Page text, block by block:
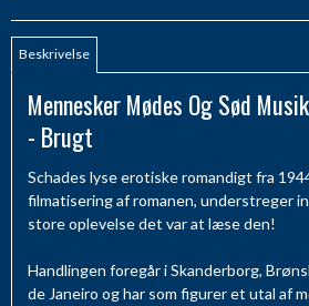
Beskrivelse
Mennesker Mødes Og Sød
- Brugt
Schades lyse erotiske romandigt fra
filmatisering af romanen, understreger
store oplevelse det var at læse den!
Handlingen foregår i Skanderborg,
de Janeiro og har som figurer et utal af